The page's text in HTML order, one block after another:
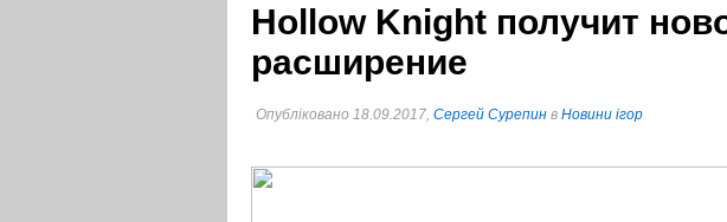
Hollow Knight получит
расширение
Опубліковано 18.09.2017, Сергей Сурепин в Новини ігор